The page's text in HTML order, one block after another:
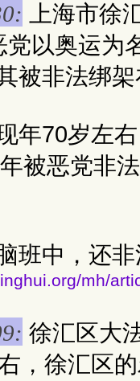
上海市徐
党以奥运为
被非法绑
年70岁左
被恶党非
班中，还
mh/
徐汇区大
，徐汇区